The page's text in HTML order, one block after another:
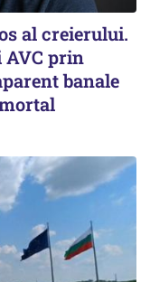
al creierului.
AVC prin
banale